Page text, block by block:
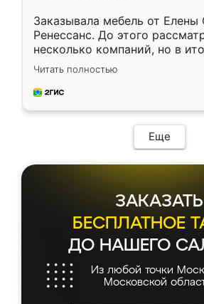
Заказывала мебель от Елены
Ренессанс. До этого
несколько компаний, но в
эту. Сначала обговорили
приехал замерщик, всё
и снял размеры. Изготовили в
мебель сразу встала на свое
каких-либо доработок.
довольна, все выглядит так,
Читать полностью
Еще
ЗАКАЗАТЬ
БЕСПЛАТНОЕ
ДО НАШЕГО
Из любой точки
Московской